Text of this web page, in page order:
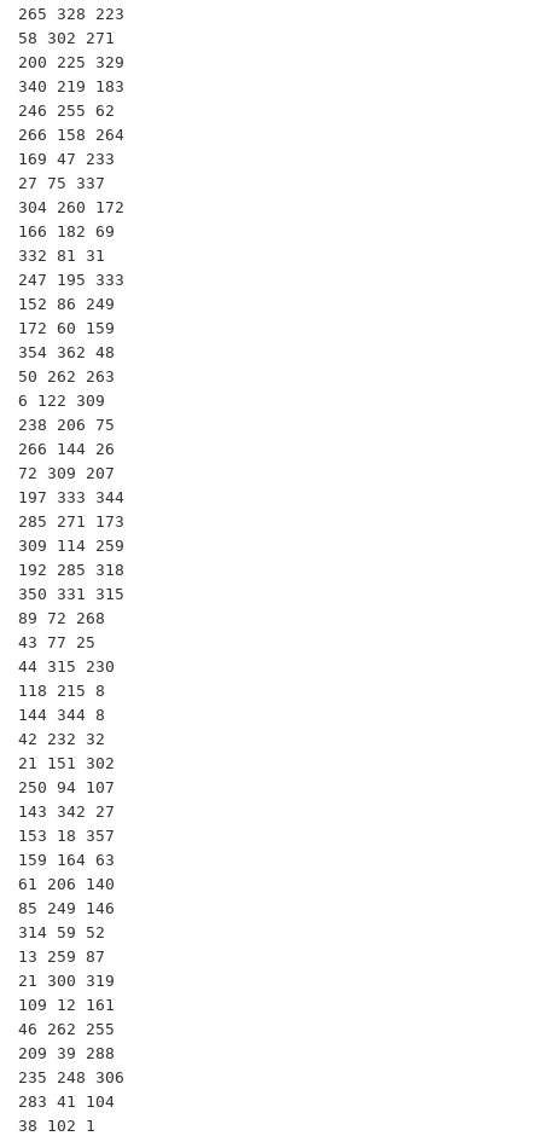
265 328 223
58 302 271
200 225 329
340 219 183
246 255 62
266 158 264
169 47 233
27 75 337
304 260 172
166 182 69
332 81 31
247 195 333
152 86 249
172 60 159
354 362 48
50 262 263
6 122 309
238 206 75
266 144 26
72 309 207
197 333 344
285 271 173
309 114 259
192 285 318
350 331 315
89 72 268
43 77 25
44 315 230
118 215 8
144 344 8
42 232 32
21 151 302
250 94 107
143 342 27
153 18 357
159 164 63
61 206 140
85 249 146
314 59 52
13 259 87
21 300 319
109 12 161
46 262 255
209 39 288
235 248 306
283 41 104
38 102 1